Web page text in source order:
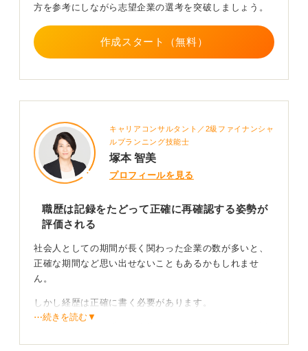
期間のアルバイトや1〜2か月で辞めた仕事などは正社員
や契約社員としての職歴に比べて、必ずしも書く必要は
ありません。
心です。
もしどうしても一部の勤務期間があいまいな場合は
った形で書いて問題ありません。
「嘘をつかない範囲で、できるだけ正確に書く」という
姿勢が伝われば、それで十分です。
勢が何より大切。
方が好印象を与えます。迷ったときこそごまかさないと
いう気持ちを大切にしてくださいね。
方を参考にしながら志望企業の選考を突破しましょう。
作成スタート（無料）
キャリアコンサルタント／2級ファイナンシャ
ルプランニング技能士
塚本 智美
プロフィールを見る
職歴は記録をたどって正確に再確認する姿勢が
評価される
社会人としての期間が長く関わった企業の数が多いと、
正確な期間など思い出せないこともあるかもしれませ
ん。
しかし経歴は正確に書く必要があります。
⋯続きを読む▼